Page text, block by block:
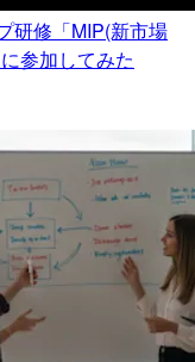
研修「MIP(新市場
参加してみた